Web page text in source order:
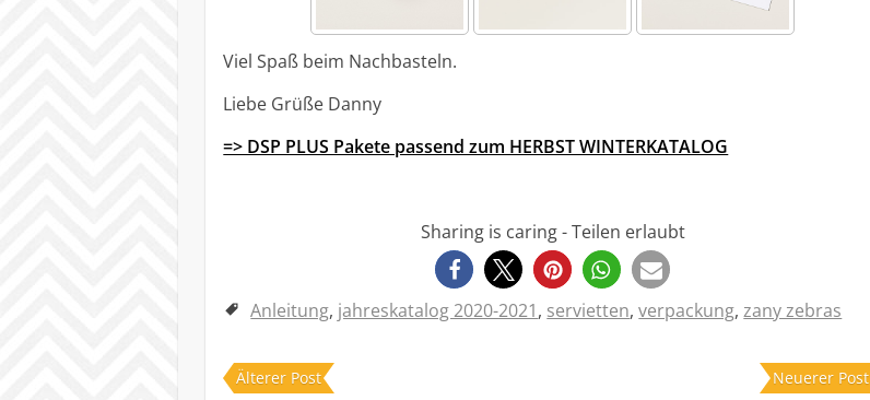
Viel Spaß beim Nachbasteln.
Liebe Grüße Danny
=> DSP PLUS Pakete passend zum HERBST WINTERKATALOG
Sharing is caring - Teilen erlaubt
Anleitung, jahreskatalog 2020-2021, servietten,verpackung,zany zebras
Älterer Post Neuerer Post